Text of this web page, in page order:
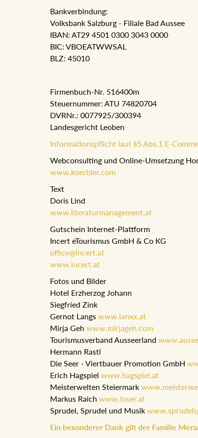
Bankverbindung:
Volksbank Salzburg - Filiale Bad Aussee
IBAN: AT29 4501 0300 3043 0000
BIC: VBOEATWWSAL
BLZ: 45010
Firmenbuch-Nr. 516400m
Steuernummer: ATU 74820704
DVRNr.: 0077925/300394
Landesgericht Leoben
Informationspflicht laut §5 Abs.1 E-
Webconsulting und Online-Umsetzung
www.koerbler.com
Text
Doris Lind
www.literaturmanagement.at
Gutschein Internet-Plattform
Incert eTourismus GmbH & Co KG
office@incert.at
www.incert.at
Fotos und Bilder
Hotel Erzherzog Johann
Siegfried Zink
Gernot Langs www.lanxx.at
Mirja Geh www.mirjageh.com
Tourismusverband Ausseerland
Hermann Rastl
Die Seer - Viertbauer Promotion GmbH
Erich Hagspiel www.hagspiel.at
Meisterwelten Steiermark
Markus Raich www.loser.at
Sprudel, Sprudel und Musik
Ein besonderer Dank gilt der Familie